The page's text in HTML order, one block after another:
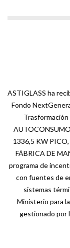
ASTIGLASS ha
Fondo
Trasformación
1336,5 KW
FÁBRICA DE
programa de
con fuentes de
sistemas
Ministerio para
gestionado por